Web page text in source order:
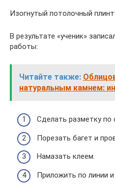
Изогнутый потолочный
В результате «ученик»
работы:
Читайте также:
натуральным камнем:
Сделать разметку по
Порезать багет и
Намазать клеем.
Приложить по линии и